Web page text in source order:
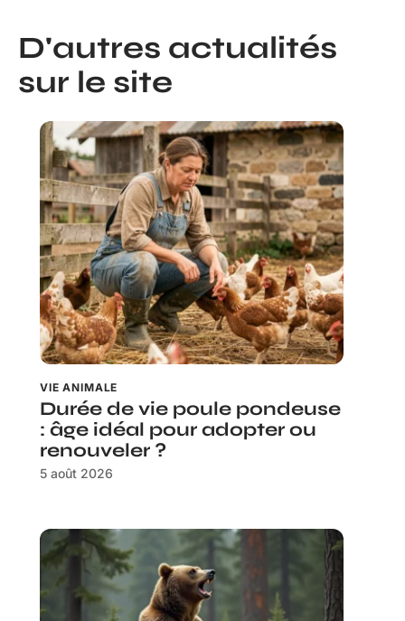
D'autres actualités
sur le site
VIE ANIMALE
Durée de vie poule pondeuse
: âge idéal pour adopter ou
renouveler ?
5 août 2026